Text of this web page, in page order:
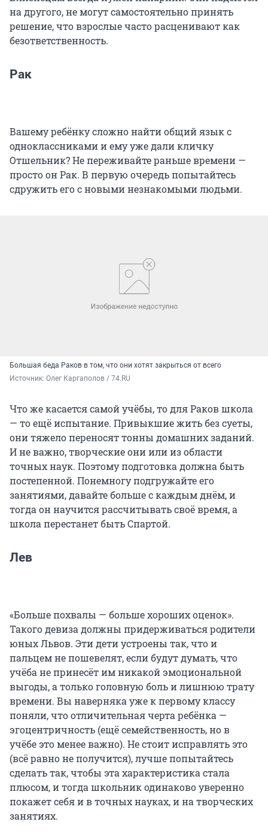
на другого, не могут самостоятельно принять
решение, что взрослые часто расценивают как
безответственность.
Рак
Вашему ребёнку сложно найти общий язык с
одноклассниками и ему уже дали кличку
Отшельник? Не переживайте раньше времени —
просто он Рак. В первую очередь попытайтесь
сдружить его с новыми незнакомыми людьми.
Большая беда Раков в том, что они хотят закрыться от всего
Источник: Олег Каргаполов / 74.RU
Что же касается самой учёбы, то для Раков школа
— то ещё испытание. Привыкшие жить без суеты,
они тяжело переносят тонны домашних заданий.
И не важно, творческие они или из области
точных наук. Поэтому подготовка должна быть
постепенной. Понемногу подгружайте его
занятиями, давайте больше с каждым днём, и
тогда он научится рассчитывать своё время, а
школа перестанет быть Спартой.
Лев
«Больше похвалы — больше хороших оценок».
Такого девиза должны придерживаться родители
юных Львов. Эти дети устроены так, что и
пальцем не пошевелят, если будут думать, что
учёба не принесёт им никакой эмоциональной
выгоды, а только головную боль и лишнюю трату
времени. Вы наверняка уже к первому классу
поняли, что отличительная черта ребёнка —
эгоцентричность (ещё семейственность, но в
учёбе это менее важно). Не стоит исправлять это
(всё равно не получится), лучше попытайтесь
сделать так, чтобы эта характеристика стала
плюсом, и тогда школьник одинаково уверенно
покажет себя и в точных науках, и на творческих
занятиях.